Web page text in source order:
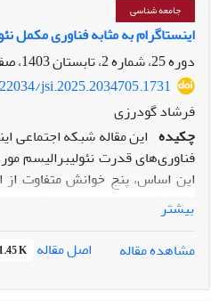
جامعه شناسی
اینستاگرام به مثابه فناوری مکمل
دوره 25، شماره 2، تابستان 1403، صفحه
jsi.2025.2034705.1731
فرشاد گودرزی
چکیده این مقاله شبکه اجتماعی
فناوری‌های قدرت نئولیبرالیسم
این اساس، پنج خوانش متفاوت
تشکیلات نئولیبرالی ارائه شده
اسنادی و مطالعه متون علمی
یافته‌های این مقاله با تکیه بر
سرنیچک، یانیس واروفاکیس،
ژان بودریار و. .. حکایت از پنج
بیشتر
مشاهده مقاله
اصل مقاله K